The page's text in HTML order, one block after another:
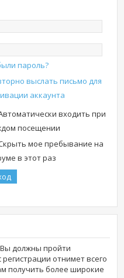
пароль?
выслать письмо для
аккаунта
входить при
посещении
мое пребывание на
в этот раз
должны пройти
отнимет всего
получить более широкие